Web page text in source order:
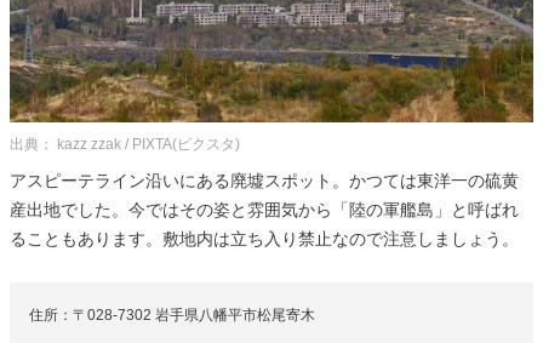
出典： kazz zzak / PIXTA(ピクスタ)
アスピーテライン沿いにある廃墟スポット。かつては東洋一の硫黄
産出地でした。今ではその姿と雰囲気から「陸の軍艦島」と呼ばれ
ることもあります。敷地内は立ち入り禁止なので注意しましょう。
住所：〒028-7302 岩手県八幡平市松尾寄木